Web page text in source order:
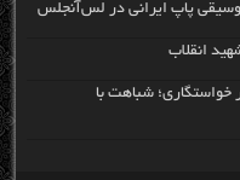
موسیقی پاپ ایرانی در لس‌آنجلس
خواستگاری؛ شباهت با